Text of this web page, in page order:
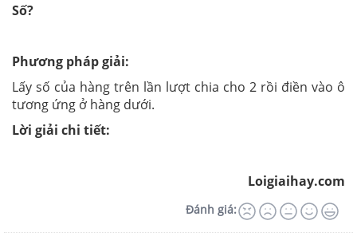
Số?
Phương pháp giải:
Lấy số của hàng trên lần lượt chia cho 2 rồi điền vào ô
tương ứng ở hàng dưới.
Lời giải chi tiết:
Loigiaihay.com
Đánh giá: